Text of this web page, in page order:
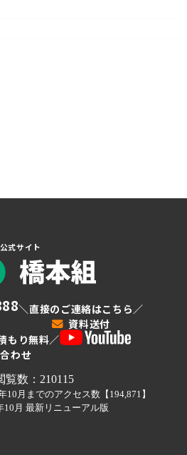
式サイト
＼直接のご連絡はこちら／
資料送付
もり無料／
わせ